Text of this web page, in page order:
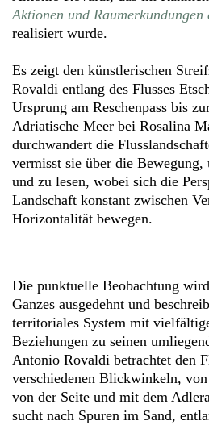
Aktionen und
realisiert wurde.
Es zeigt den künstlerischen
Rovaldi entlang des Flusses
Ursprung am Reschenpass bis
Adriatische Meer bei Rosalina
durchwandert die
vermisst sie über die Bewegung,
und zu lesen, wobei sich die
Landschaft konstant zwischen
Horizontalität bewegen.
Die punktuelle Beobachtung
Ganzes ausgedehnt und
territoriales System mit
Beziehungen zu seinen
Antonio Rovaldi betrachtet den
verschiedenen Blickwinkeln,
von der Seite und mit dem
sucht nach Spuren im Sand,